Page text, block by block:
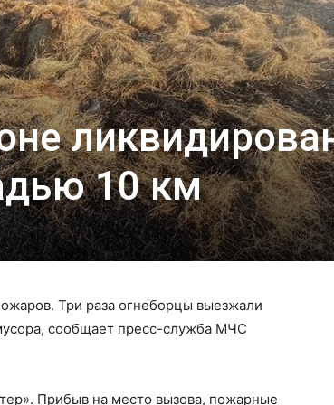
10 км
Три раза огнеборцы выезжали
сообщает пресс-служба МЧС
Прибыв на место вызова, пожарные